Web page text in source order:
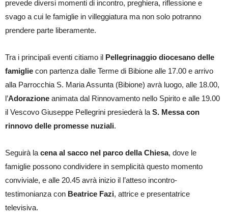
prevede diversi momenti di incontro, preghiera, riflessione e
svago a cui le famiglie in villeggiatura ma non solo potranno
prendere parte liberamente.
Tra i principali eventi citiamo il Pellegrinaggio diocesano delle
famiglie con partenza dalle Terme di Bibione alle 17.00 e arrivo
alla Parrocchia S. Maria Assunta (Bibione) avrà luogo, alle 18.00,
l’Adorazione animata dal Rinnovamento nello Spirito e alle 19.00
il Vescovo Giuseppe Pellegrini presiederà la S. Messa con
rinnovo delle promesse nuziali.
Seguirà la cena al sacco nel parco della Chiesa, dove le
famiglie possono condividere in semplicità questo momento
conviviale, e alle 20.45 avrà inizio il l’atteso incontro-
testimonianza con Beatrice Fazi, attrice e presentatrice
televisiva.